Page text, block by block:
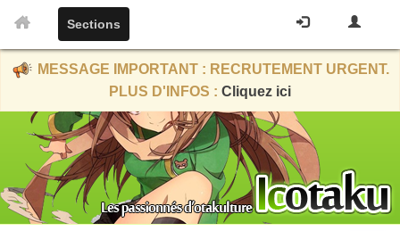
Sections
MESSAGE IMPORTANT : RECRUTEMENT URGENT.
PLUS D'INFOS : Cliquez ici